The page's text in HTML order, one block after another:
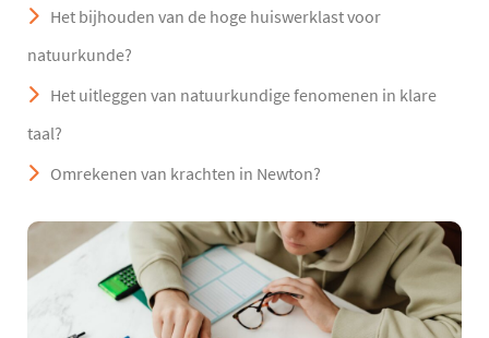
Het bijhouden van de hoge huiswerklast voor
natuurkunde?
Het uitleggen van natuurkundige fenomenen in klare
taal?
Omrekenen van krachten in Newton?